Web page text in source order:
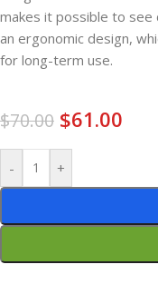
makes it possible to see
an ergonomic design,
for long-term use.
$70.00 $61.00
- +